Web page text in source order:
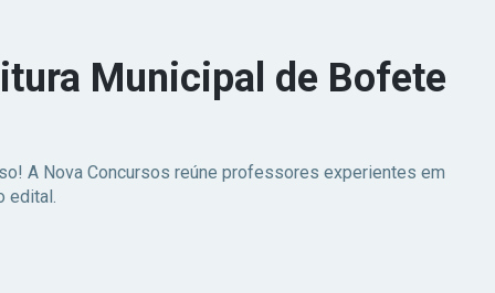
Municipal de Bofete
A Nova Concursos reúne professores experientes em
edital.